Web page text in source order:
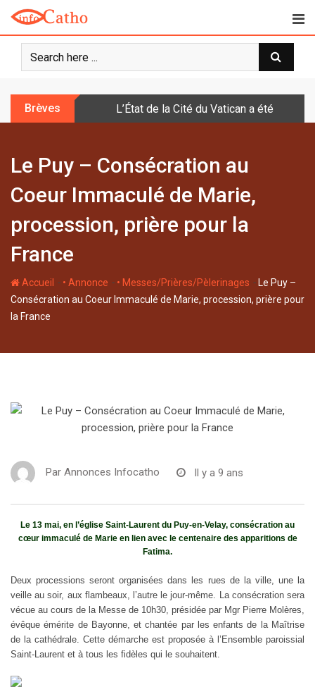
o
Brèves L’État de la Cité du Vatican a été doté
Le Puy – Consécration au
Coeur Immaculé de Marie,
procession, prière pour la
France
Accueil - • Annonce - • Messes/Prières/Pèlerinages - Le Puy –
Consécration au Coeur Immaculé de Marie, procession, prière pour
la France
Par Annonces Infocatho Il y a 9 ans
Le 13 mai, en l’église Saint-Laurent du Puy-en-Velay, consécration au
cœur immaculé de Marie en lien avec le centenaire des apparitions de
Fatima.
Deux processions seront organisées dans les rues de la ville, une la
veille au soir, aux flambeaux, l’autre le jour-même. La consécration sera
vécue au cours de la Messe de 10h30, présidée par Mgr Pierre Molères,
évêque émérite de Bayonne, et chantée par les enfants de la Maîtrise
de la cathédrale. Cette démarche est proposée à l’Ensemble paroissial
Saint-Laurent et à tous les fidèles qui le souhaitent.